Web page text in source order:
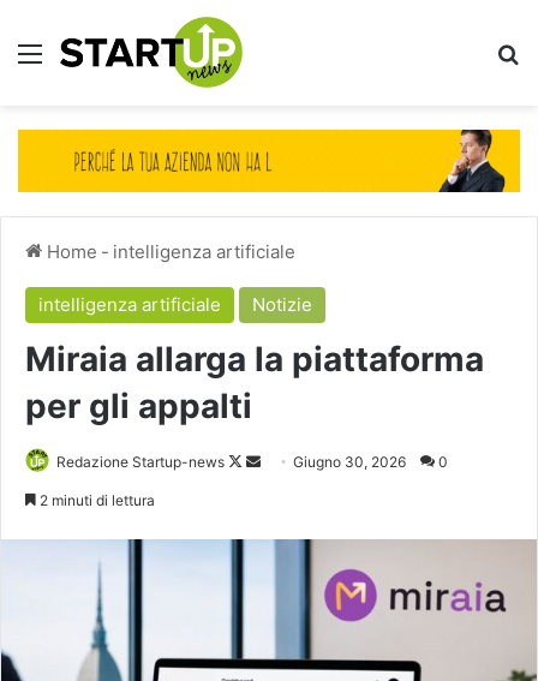
Menu
Home - intelligenza artificiale
intelligenza artificiale Notizie
Miraia allarga la piattaforma
per gli appalti
Redazione Startup-news
Follow
Invia Giugno 30, 2026 0
2 minuti di lettura